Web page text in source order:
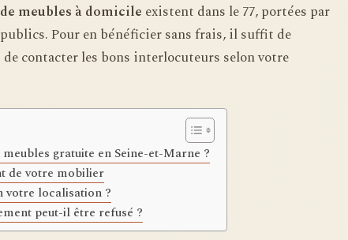
meubles à domicile existent dans le 77, portées par
Pour en bénéficier sans frais, il suffit de
contacter les bons interlocuteurs selon votre
gratuite en Seine-et-Marne ?
de votre mobilier
votre localisation ?
peut-il être refusé ?